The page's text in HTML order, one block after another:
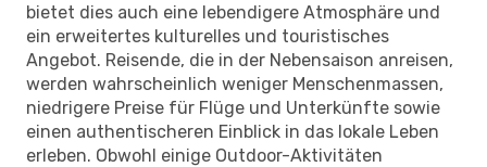
bietet dies auch eine lebendigere Atmosphäre und
ein erweitertes kulturelles und touristisches
Angebot. Reisende, die in der Nebensaison anreisen,
werden wahrscheinlich weniger Menschenmassen,
niedrigere Preise für Flüge und Unterkünfte sowie
einen authentischeren Einblick in das lokale Leben
erleben. Obwohl einige Outdoor-Aktivitäten